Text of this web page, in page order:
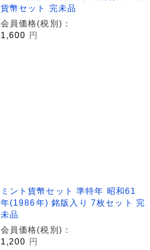
貨幣セット 完未品
会員価格(税別)：
1,600 円
ミント貨幣セット 準特年 昭和61
年(1986年) 銘版入り 7枚セット 完
未品
会員価格(税別)：
1,200
円